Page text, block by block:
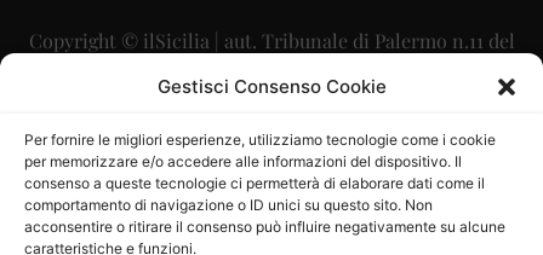
Gestisci Consenso Cookie
Per fornire le migliori esperienze, utilizziamo tecnologie come i cookie
per memorizzare e/o accedere alle informazioni del dispositivo. Il
consenso a queste tecnologie ci permetterà di elaborare dati come il
comportamento di navigazione o ID unici su questo sito. Non
acconsentire o ritirare il consenso può influire negativamente su alcune
caratteristiche e funzioni.
Copyright © ilSicilia | aut. Tribunale di Palermo n.11 del
29/09/2015
Direttore Editoriale: Maurizio Scaglione
Direttore Responsabile: Maria Calabrese